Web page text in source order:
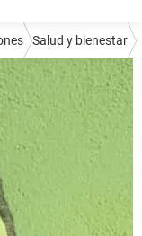
Salud y bienestar